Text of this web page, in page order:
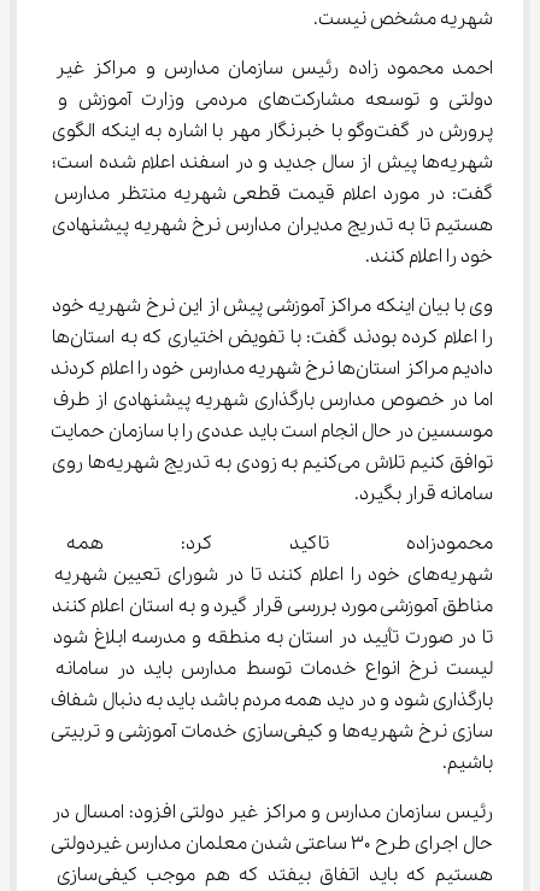
شهریه مشخص نیست.
احمد محمود زاده رئیس سازمان مدارس و مراکز غیر
دولتی و توسعه مشارکت‌های مردمی وزارت آموزش و
پرورش در گفت‌وگو با خبرنگار مهر با اشاره به اینکه الگوی
شهریه‌ها پیش از سال جدید و در اسفند اعلام شده است؛
گفت: در مورد اعلام قیمت قطعی شهریه منتظر مدارس
هستیم تا به تدریج مدیران مدارس نرخ شهریه پیشنهادی
خود را اعلام کنند.
وی با بیان اینکه مراکز آموزشی پیش از این نرخ شهریه خود
را اعلام کرده بودند گفت: با تفویض اختیاری که به استان‌ها
دادیم مراکز استان‌ها نرخ شهریه مدارس خود را اعلام کردند
اما در خصوص مدارس بارگذاری شهریه پیشنهادی از طرف
موسسین در حال انجام است باید عددی را با سازمان حمایت
توافق کنیم تلاش می‌کنیم به زودی به تدریج شهریه‌ها روی
سامانه قرار بگیرد.
محمودزاده تاکید کرد:
شهریه‌های خود را اعلام کنند تا در شورای تعیین شهریه
مناطق آموزشی مورد بررسی قرار گیرد و به استان اعلام کنند
تا در صورت تأیید در استان به منطقه و مدرسه ابلاغ شود
لیست نرخ انواع خدمات توسط مدارس باید در سامانه
بارگذاری شود و در دید همه مردم باشد باید به دنبال شفاف
سازی نرخ شهریه‌ها و کیفی‌سازی خدمات آموزشی و تربیتی
باشیم.
رئیس سازمان مدارس و مراکز غیر دولتی افزود: امسال در
حال اجرای طرح ۳۰ ساعتی شدن معلمان مدارس غیردولتی
هستیم که باید اتفاق بیفتد که هم موجب کیفی‌سازی